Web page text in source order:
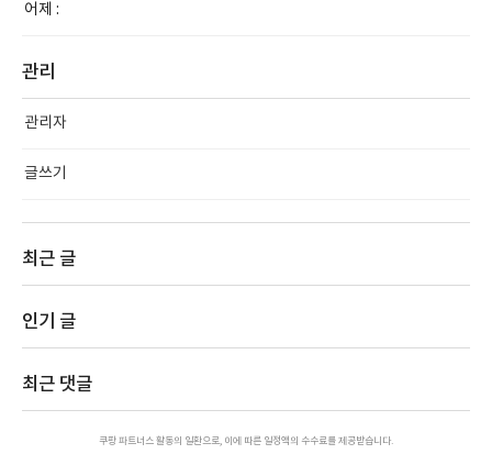
어제 :
관리
관리자
글쓰기
최근 글
인기 글
최근 댓글
쿠팡 파트너스 활동의 일환으로, 이에 따른 일정액의 수수료를 제공받습니다.